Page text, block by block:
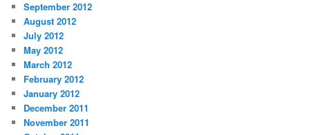
September 2012
August 2012
July 2012
May 2012
March 2012
February 2012
January 2012
December 2011
November 2011